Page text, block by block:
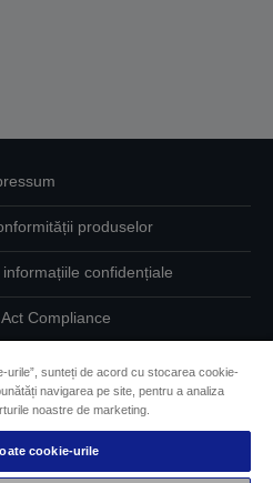
produselor
confidențiale
Compliance
modulele cookie
pe linie de accesibilitate
urile”, sunteți de acord cu stocarea cookie-
navigarea pe site, pentru a analiza
noastre de marketing.
cookie-urile